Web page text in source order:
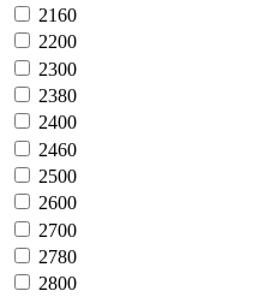
2160
2200
2300
2380
2400
2460
2500
2600
2700
2780
2800